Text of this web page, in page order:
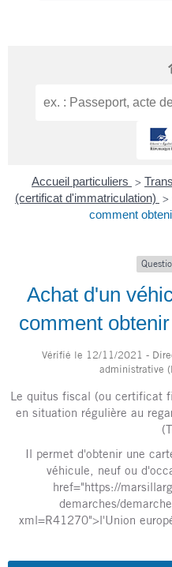
Accueil particuliers >
(certificat d'immatriculation) >
comment
Achat d'un
comment
Vérifié le 12/11/2021 -
administrative
Le quitus fiscal (ou certificat
en situation régulière au
Il permet d'obtenir une
véhicule, neuf ou
href="https://
demarches/
xml=R41270">l'Union